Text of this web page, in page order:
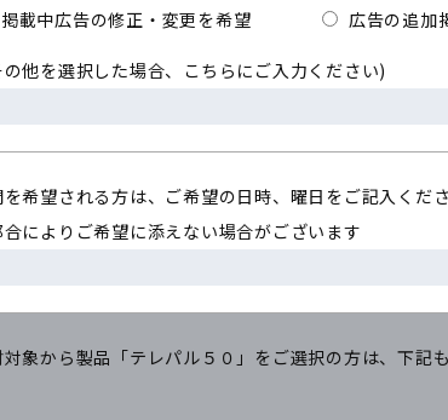
掲載中広告の修正・変更を希望
広告の追加
の他を選択した場合、こちらにご入力ください)
を希望される方は、ご希望の日時、曜日をご記入くださ
によりご希望に添えない場合がございます
対象から製品「テレパル５０」をご選択の方は、下記